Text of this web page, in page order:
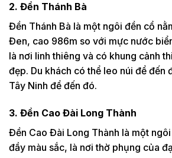
2. Đền Thánh Bà
Đền Thánh Bà là một ngôi đền cổ
Đen, cao 986m so với mực nước
là nơi linh thiêng và có khung cảnh
đẹp. Du khách có thể leo núi để đến
Tây Ninh để đến đó.
3. Đền Cao Đài Long Thành
Đền Cao Đài Long Thành là một
đầy màu sắc, là nơi thờ phụng của